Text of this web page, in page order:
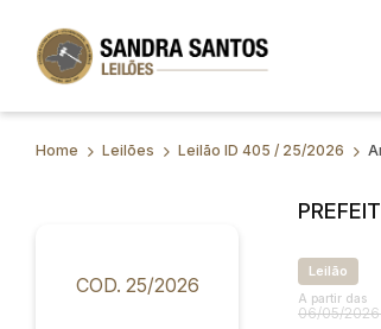
Busca por palavra-chave
Home Leilões Leilão ID 405 / 25/2026
COD. 25/2026
Leilão
A partir das
06/05/2026